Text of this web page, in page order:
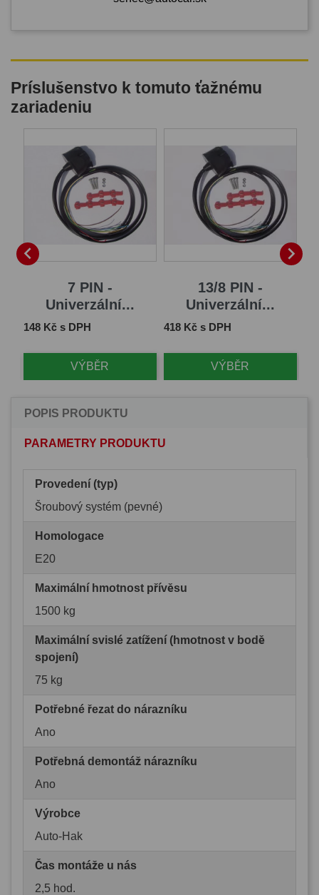
Príslušenstvo k tomuto ťažnému
zariadeniu

7 PIN -
Univerzální...
Cena
148 Kč s DPH
VÝBĚR
13/8 PIN -
Univerzální...
Cena
418 Kč s DPH
VÝBĚR

POPIS PRODUKTU
PARAMETRY PRODUKTU
Provedení (typ)
Šroubový systém (pevné)
Homologace
E20
Maximální hmotnost přívěsu
1500 kg
Maximální svislé zatížení (hmotnost v bodě
spojení)
75 kg
Potřebné řezat do nárazníku
Ano
Potřebná demontáž nárazníku
Ano
Výrobce
Auto-Hak
Čas montáže u nás
2,5 hod.